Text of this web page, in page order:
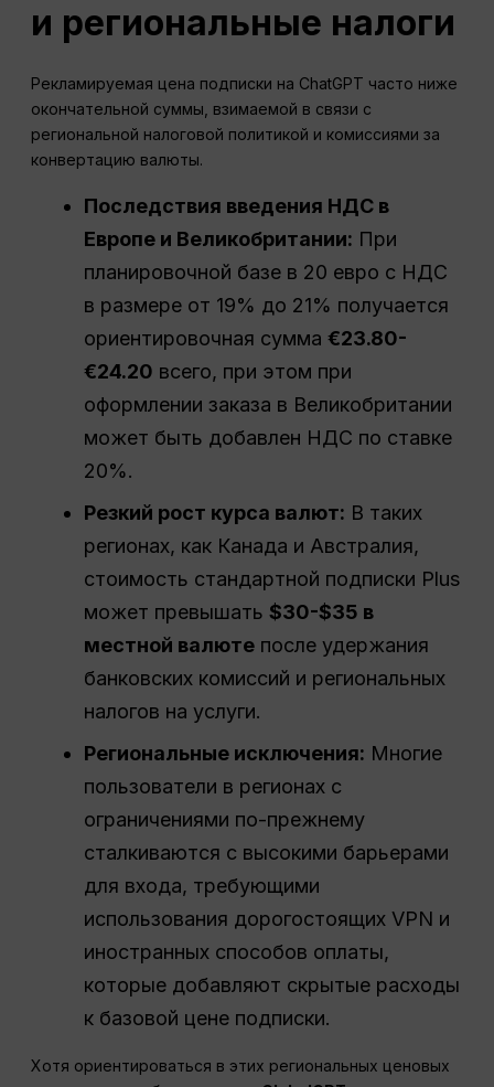
и региональные налоги
Рекламируемая цена подписки на ChatGPT часто ниже
окончательной суммы, взимаемой в связи с
региональной налоговой политикой и комиссиями за
конвертацию валюты.
Последствия введения НДС в
Европе и Великобритании: При
планировочной базе в 20 евро с НДС
в размере от 19% до 21% получается
ориентировочная сумма€23.80-
€24.20 всего, при этом при
оформлении заказа в Великобритании
может быть добавлен НДС по ставке
20%.
Резкий рост курса валют: В таких
регионах, как Канада и Австралия,
стоимость стандартной подписки Plus
может превышать$30-$35 в
местной валюте после удержания
банковских комиссий и региональных
налогов на услуги.
Региональные исключения: Многие
пользователи в регионах с
ограничениями по-прежнему
сталкиваются с высокими барьерами
для входа, требующими
использования дорогостоящих VPN и
иностранных способов оплаты,
которые добавляют скрытые расходы
к базовой цене подписки.
Хотя ориентироваться в этих региональных ценовых